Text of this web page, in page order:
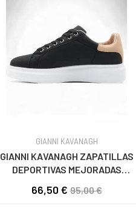
GIANNI KAVANAGH
GIANNI KAVANAGH ZAPATILLAS
DEPORTIVAS MEJORADAS
66,50 €95,00 €